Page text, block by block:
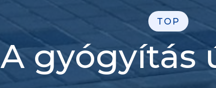
TOP
A gyógyítás